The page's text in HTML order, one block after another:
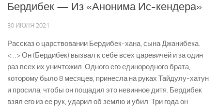
Бердибек — Из «Анонима Ис-кендера»
30 ИЮЛЯ 2021
Рассказ о царствовании Бердибек-хана, сына Джанибека.
<…> Он (Бердибек) вызвал к себе всех царевичей и за один
раз всех их уничтожил. Одного его единородного брата,
которому было 8 месяцев, принесла на руках Тайдулу-хатун
и просила, чтобы он пощадил это невинное дитя. Бердибек
взял его из ее рук, ударил об землю и убил. Три года он